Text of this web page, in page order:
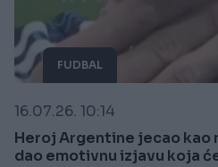
FUDBAL
16.07.26. 10:14
Heroj Argentine jecao kao
dao emotivnu izjavu koja